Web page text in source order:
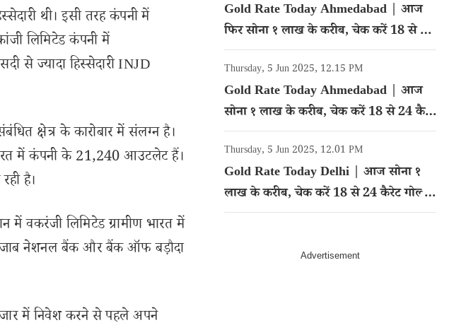
थी। इसी तरह कंपनी में
लिमिटेड कंपनी में
से ज्यादा हिस्सेदारी INJD
क्षेत्र के कारोबार में संलग्न है।
में कंपनी के 21,240 आउटलेट हैं।
है।
में वकरंजी लिमिटेड ग्रामीण भारत में
पंजाब नेशनल बैंक और बैंक ऑफ बड़ौदा
में निवेश करने से पहले अपने
Gold Rate Today Ahmedabad | आज
फिर सोना १ लाख के करीब, चेक करें 18 से 24
कैरेट गोल्ड का रेट
Thursday, 5 Jun 2025, 12.15 PM
Gold Rate Today Ahmedabad | आज
सोना १ लाख के करीब, चेक करें 18 से 24 कैरेट
गोल्ड का रेट
Thursday, 5 Jun 2025, 12.01 PM
Gold Rate Today Delhi | आज सोना १
लाख के करीब, चेक करें 18 से 24 कैरेट गोल्ड
का रेट